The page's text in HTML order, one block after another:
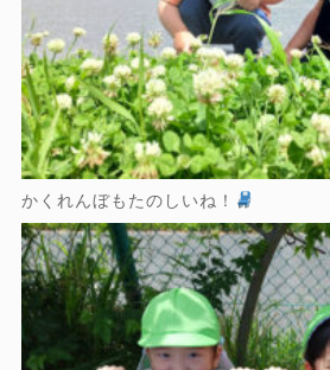
かくれんぼもたのしいね！